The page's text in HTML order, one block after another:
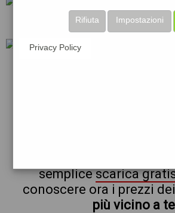
erg
semplicescarica
conoscere ora i prezzi
più vicino a te
Impostazioni
Rifiuta
Privacy Policy